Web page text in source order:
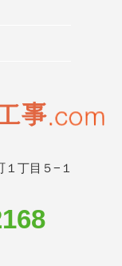
丁目５−１